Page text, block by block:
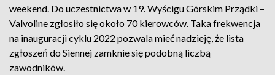
weekend. Do uczestnictwa w 19. Wyścigu Górskim Prządki –
Valvoline zgłosiło się około 70 kierowców. Taka frekwencja
na inauguracji cyklu 2022 pozwala mieć nadzieję, że lista
zgłoszeń do Siennej zamknie się podobną liczbą
zawodników.